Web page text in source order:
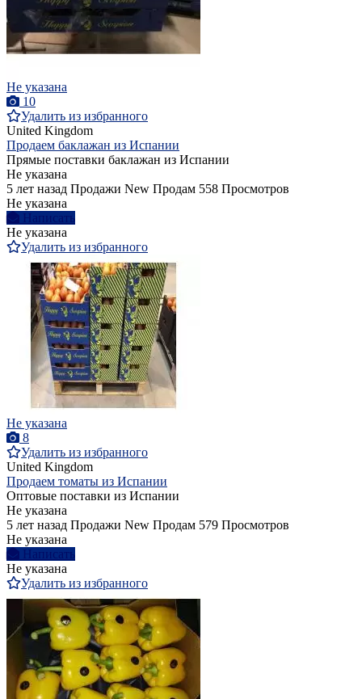
Не указана
10
Удалить из избранного
United Kingdom
Продаем баклажан из Испании
Прямые поставки баклажан из Испании
Не указана
5 лет назад Продажи New Продам 558 Просмотров
Не указана
Написать
Не указана
Удалить из избранного
Не указана
8
Удалить из избранного
United Kingdom
Продаем томаты из Испании
Оптовые поставки из Испании
Не указана
5 лет назад Продажи New Продам 579 Просмотров
Не указана
Написать
Не указана
Удалить из избранного